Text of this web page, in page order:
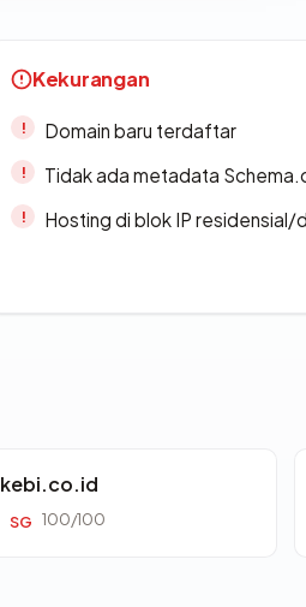
Kekurangan
Domain baru terdaftar
Tidak ada metadata
Hosting di blok IP residensial/
kebi.co.id
SG 100/100